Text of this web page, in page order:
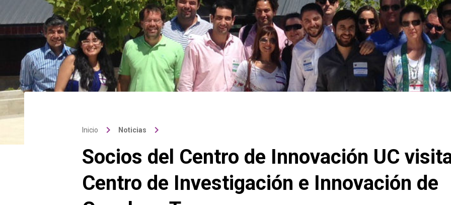
Inicio keyboard_arrow_right Noticias keyboard_arrow_right
Socios del Centro de Innovación UC
Centro de Investigación e Innovación de